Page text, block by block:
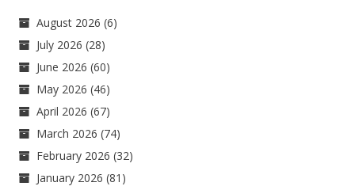
August 2026 (6)
July 2026 (28)
June 2026 (60)
May 2026 (46)
April 2026 (67)
March 2026 (74)
February 2026 (32)
January 2026 (81)